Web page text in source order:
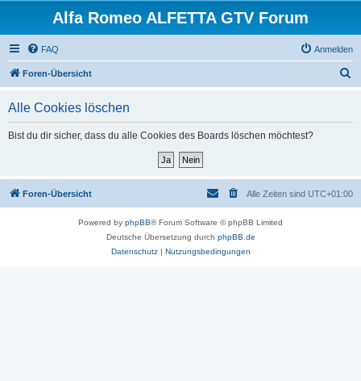
Alfa Romeo ALFETTA GTV Forum
FAQ Anmelden
Foren-Übersicht
Alle Cookies löschen
Bist du dir sicher, dass du alle Cookies des Boards löschen möchtest?
Foren-Übersicht Alle Zeiten sind UTC+01:00
Powered by phpBB® Forum Software © phpBB Limited
Deutsche Übersetzung durch phpBB.de
Datenschutz| Nutzungsbedingungen